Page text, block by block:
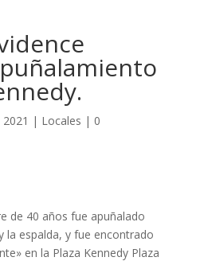
| Locales | 0
de 40 años fue apuñalado
la espalda, y fue encontrado
en la Plaza Kennedy Plaza